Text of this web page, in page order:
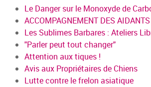
Le Danger sur le Monoxyde de
ACCOMPAGNEMENT DES AIDANTS
Les Sublimes Barbares : Ateliers
"Parler peut tout changer"
Attention aux tiques !
Avis aux Propriétaires de Chiens
Lutte contre le frelon asiatique